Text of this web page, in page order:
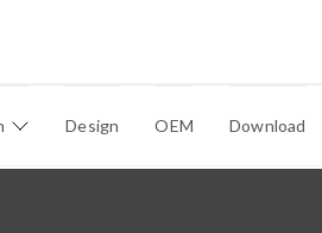
Design OEM Download